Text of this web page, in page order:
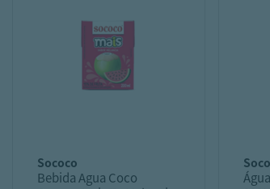
sococo
Bebida Agua Coco